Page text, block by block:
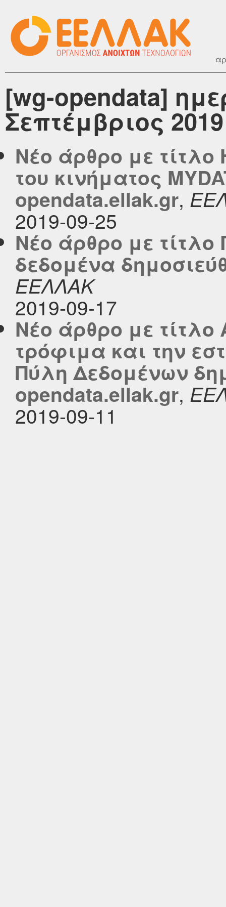
[wg-opendata]
Σεπτέμβριος 2019
Νέο άρθρο με
του κινήματος
opendata.ellak.gr,
2019-09-25
Νέο άρθρο με
δεδομένα
ΕΕΛΛΑΚ
2019-09-17
Νέο άρθρο με
τρόφιμα και την
Πύλη Δεδομένων
opendata.ellak.gr,
2019-09-11